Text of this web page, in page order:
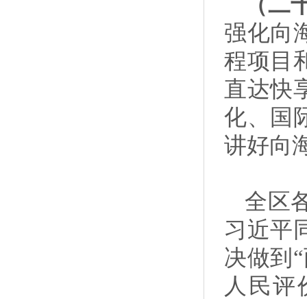
强化向
程项目
直达快
化、国
讲好向
全区
习近平
决做到
人民评